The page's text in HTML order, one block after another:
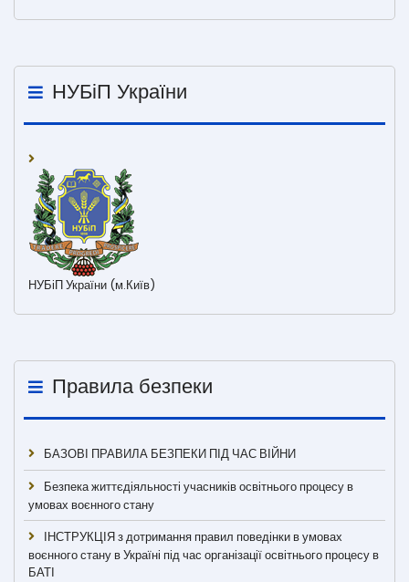
НУБіП України
НУБіП України (м.Київ)
Правила безпеки
БАЗОВІ ПРАВИЛА БЕЗПЕКИ ПІД ЧАС ВІЙНИ
Безпека життєдіяльності учасників освітнього процесу в
умовах воєнного стану
ІНСТРУКЦІЯ з дотримання правил поведінки в умовах
воєнного стану в Україні під час організації освітнього процесу в
БАТІ